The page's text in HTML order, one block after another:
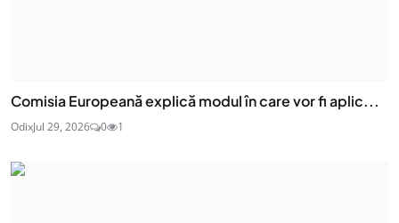
Comisia Europeană explică modul în care vor fi aplic...
OdixJul 29, 2026 0 1